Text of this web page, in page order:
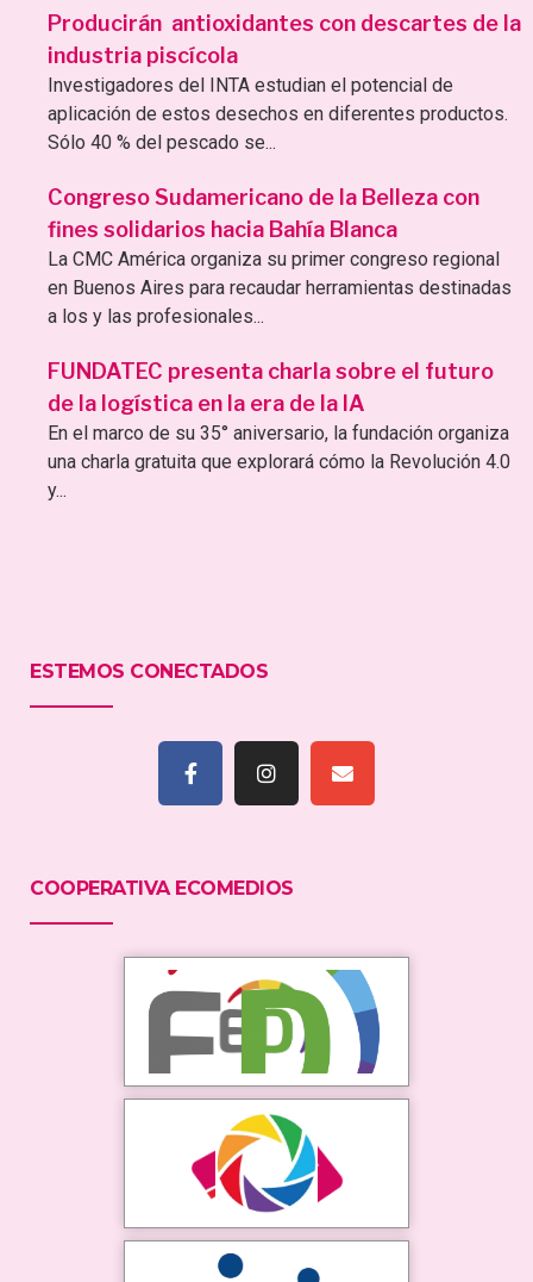
Producirán antioxidantes con descartes de la
industria piscícola
Investigadores del INTA estudian el potencial de
aplicación de estos desechos en diferentes productos.
Sólo 40 % del pescado se...
Congreso Sudamericano de la Belleza con
fines solidarios hacia Bahía Blanca
La CMC América organiza su primer congreso regional
en Buenos Aires para recaudar herramientas destinadas
a los y las profesionales...
FUNDATEC presenta charla sobre el futuro
de la logística en la era de la IA
En el marco de su 35° aniversario, la fundación organiza
una charla gratuita que explorará cómo la Revolución 4.0
y...
ESTEMOS CONECTADOS
COOPERATIVA ECOMEDIOS